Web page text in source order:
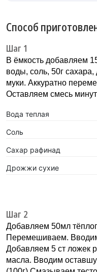
Способ
Шаг 1
В ёмкость добавляем
воды, соль, 50г
муки. Аккуратно
Оставляем смесь
Вода теплая
Соль
Сахар рафинад
Дрожжи сухие
Шаг 2
Добавляем 50мл
Перемешиваем.
Добавляем 5 ст ложек
масла. Вводим